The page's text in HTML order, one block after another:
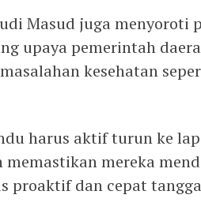
Masud juga menyoroti
upaya pemerintah
kesehatan
harus aktif turun ke
memastikan mereka
proaktif dan cepat